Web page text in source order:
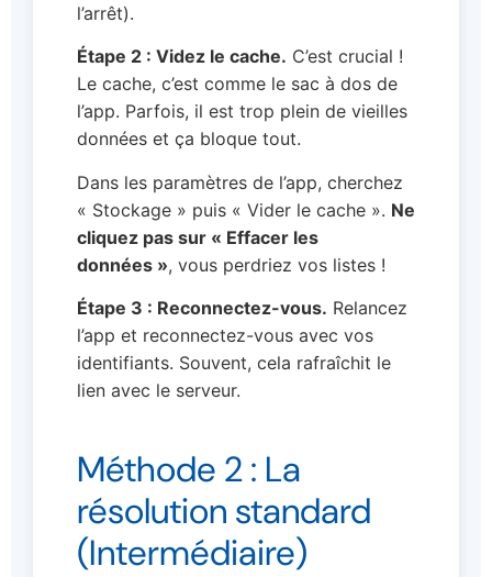
l’arrêt).
Étape 2 : Videz le cache. C’est crucial !
Le cache, c’est comme le sac à dos de
l’app. Parfois, il est trop plein de vieilles
données et ça bloque tout.
Dans les paramètres de l’app, cherchez
« Stockage » puis « Vider le cache ». Ne
cliquez pas sur « Effacer les
données », vous perdriez vos listes !
Étape 3 : Reconnectez-vous. Relancez
l’app et reconnectez-vous avec vos
identifiants. Souvent, cela rafraîchit le
lien avec le serveur.
Méthode 2 : La
résolution standard
(Intermédiaire)